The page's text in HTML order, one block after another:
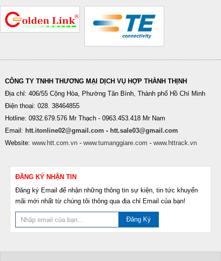
CÔNG TY TNHH THƯƠNG MẠI DỊCH VỤ HỢP THÀNH THỊNH
Địa chỉ: 406/55 Cộng Hòa, Phường Tân Bình, Thành phố Hồ Chí Minh
Điện thoại: 028. 38464855
Hotline: 0932.679.576 Mr Thạch - 0963.453.418 Mr Nam
Email: htt.itonline02@gmail.com - htt.sale03@gmail.com
Website: www.htt.com.vn - www.tumanggiare.com - www.httrack.vn
ĐĂNG KÝ NHẬN TIN
Đăng ký Email để nhận những thông tin sự kiện, tin tức khuyến
mãi mới nhất từ chúng tôi thông qua địa chỉ Email của bạn!
Đăng Ký